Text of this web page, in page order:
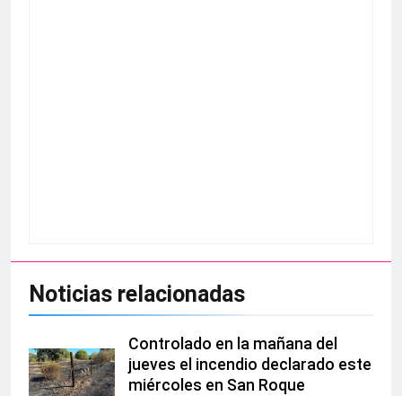
Noticias relacionadas
Controlado en la mañana del
jueves el incendio declarado este
miércoles en San Roque